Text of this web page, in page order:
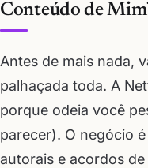
Conteúdo de
Antes de mais nada,
palhaçada toda. A
porque odeia você
parecer). O negócio
autorais e acordos